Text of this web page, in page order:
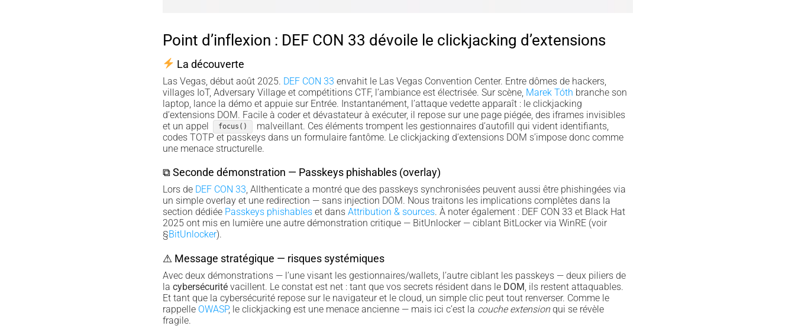
Point d’inflexion : DEF CON 33 dévoile le clickjacking d’extensions
La découverte
Las Vegas, début août 2025. DEF CON 33 envahit le Las Vegas Convention Center. Entre dômes de hackers,
villages IoT, Adversary Village et compétitions CTF, l’ambiance est électrisée. Sur scène, Marek Tóth branche son
laptop, lance la démo et appuie sur Entrée. Instantanément, l’attaque vedette apparaît : le clickjacking
d’extensions DOM. Facile à coder et dévastateur à exécuter, il repose sur une page piégée, des iframes invisibles
et un appel
focus()
malveillant. Ces éléments trompent les gestionnaires d’autofill qui vident identifiants,
codes TOTP et passkeys dans un formulaire fantôme. Le clickjacking d’extensions DOM s’impose donc comme
une menace structurelle.
⧉ Seconde démonstration — Passkeys phishables (overlay)
Lors de DEF CON 33, Allthenticate a montré que des passkeys synchronisées peuvent aussi être phishingées via
un simple overlay et une redirection — sans injection DOM. Nous traitons les implications complètes dans la
section dédiée Passkeys phishableset dans Attribution & sources. À noter également : DEF CON 33 et Black Hat
2025 ont mis en lumière une autre démonstration critique — BitUnlocker — ciblant BitLocker via WinRE (voir
§BitUnlocker).
⚠ Message stratégique — risques systémiques
Avec deux démonstrations — l’une visant les gestionnaires/wallets, l’autre ciblant les passkeys — deux piliers de
la cybersécuritévacillent. Le constat est net : tant que vos secrets résident dans le DOM, ils restent attaquables.
Et tant que la cybersécurité repose sur le navigateur et le cloud, un simple clic peut tout renverser. Comme le
rappelle OWASP, le clickjacking est une menace ancienne — mais ici c’est la couche extensionqui se révèle
fragile.